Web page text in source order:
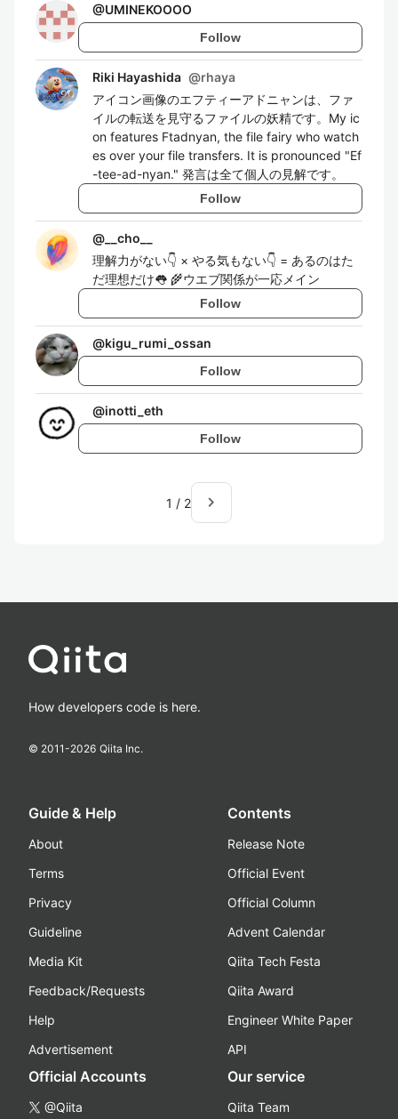
@UMINEKOOOO
Follow
Riki Hayashida @rhaya
アイコン画像のエフティーアドニャンは、ファ
イルの転送を見守るファイルの妖精です。My ic
on features Ftadnyan, the file fairy who watch
es over your file transfers. It is pronounced "Ef
-tee-ad-nyan." 発言は全て個人の見解です。
Follow
@ __cho__
理解力がない👇 × やる気もない👇 = あるのはた
だ理想だけ👅 🌾ウエブ関係が一応メイン
Follow
@kigu_rumi_ossan
Follow
@inotti_eth
Follow
1 / 2 navigate_next
How developers code is here.
© 2011-2026 Qiita Inc.
Guide & Help
About
Terms
Privacy
Guideline
Media Kit
Feedback/Requests
Help
Advertisement
Contents
Release Note
Official Event
Official Column
Advent Calendar
Qiita Tech Festa
Qiita Award
Engineer White Paper
API
Official Accounts
@Qiita
Our service
Qiita Team